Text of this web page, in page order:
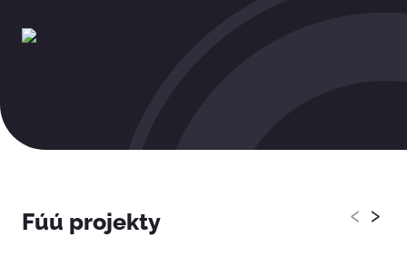
Fúú projekty ‹ ›